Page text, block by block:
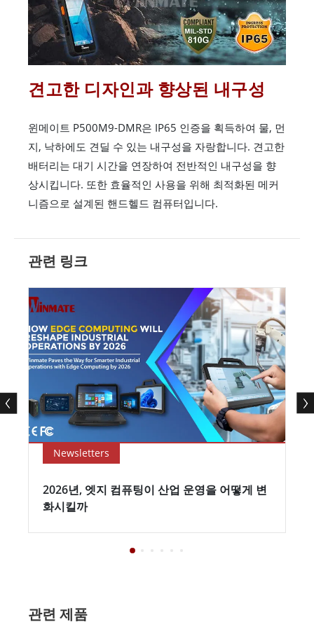
견고한 디자인과 향상된 내구성
윈메이트 P500M9-DMR은 IP65 인증을 획득하여 물, 먼
지, 낙하에도 견딜 수 있는 내구성을 자랑합니다. 견고한
배터리는 대기 시간을 연장하여 전반적인 내구성을 향
상시킵니다. 또한 효율적인 사용을 위해 최적화된 메커
니즘으로 설계된 핸드헬드 컴퓨터입니다.
관련 링크
Newsletters
2026년, 엣지 컴퓨팅이 산업 운영을 어떻게 변
화시킬까
관련 제품